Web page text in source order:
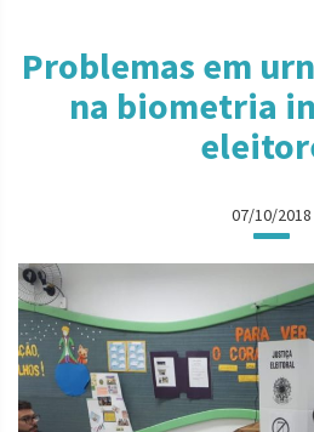
Problemas em
na biometria
07/10/2018